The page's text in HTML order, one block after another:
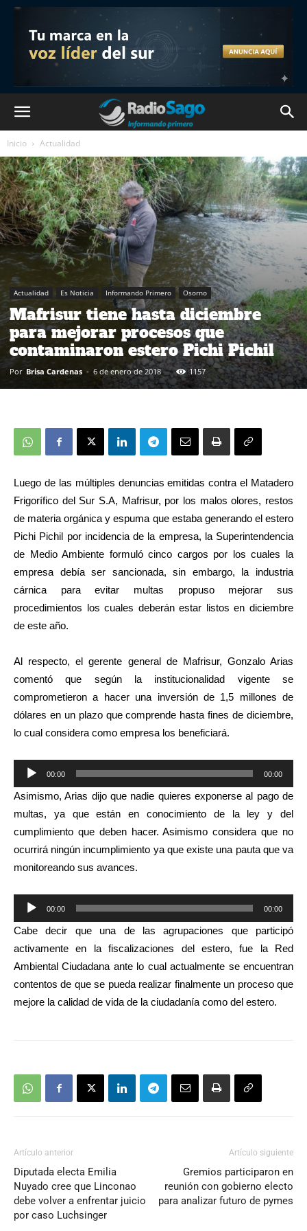
Inicio Actualidad
Actualidad Es Noticia Informando Primero Osorno
Mafrisur tiene hasta diciembre
para mejorar procesos que
contaminaron estero Pichi Pichil
Por Brisa Cardenas - 6 de enero de 2018 1157
Luego de las múltiples denuncias emitidas contra el Matadero
Frigorífico del Sur S.A, Mafrisur, por los malos olores, restos
de materia orgánica y espuma que estaba generando el estero
Pichi Pichil por incidencia de la empresa, la Superintendencia
de Medio Ambiente formuló cinco cargos por los cuales la
empresa debía ser sancionada, sin embargo, la industria
cárnica para evitar multas propuso mejorar sus
procedimientos los cuales deberán estar listos en diciembre
de este año.
Al respecto, el gerente general de Mafrisur, Gonzalo Arias
comentó que según la institucionalidad vigente se
comprometieron a hacer una inversión de 1,5 millones de
dólares en un plazo que comprende hasta fines de diciembre,
lo cual considera como empresa los beneficiará.
Reproductor
de
audio
00:00 00:00
Asimismo, Arias dijo que nadie quieres exponerse al pago de
multas, ya que están en conocimiento de la ley y del
cumplimiento que deben hacer. Asimismo considera que no
ocurrirá ningún incumplimiento ya que existe una pauta que va
monitoreando sus avances.
Reproductor
de
audio
00:00 00:00
Cabe decir que una de las agrupaciones que participó
activamente en la fiscalizaciones del estero, fue la Red
Ambiental Ciudadana ante lo cual actualmente se encuentran
contentos de que se pueda realizar finalmente un proceso que
mejore la calidad de vida de la ciudadanía como del estero.
Artículo anterior
Diputada electa Emilia
Nuyado cree que Linconao
debe volver a enfrentar juicio
por caso Luchsinger
Artículo siguiente
Gremios participaron en
reunión con gobierno electo
para analizar futuro de pymes